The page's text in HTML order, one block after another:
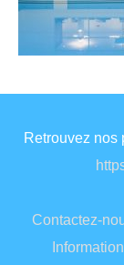
Retrouvez nos
Contactez-